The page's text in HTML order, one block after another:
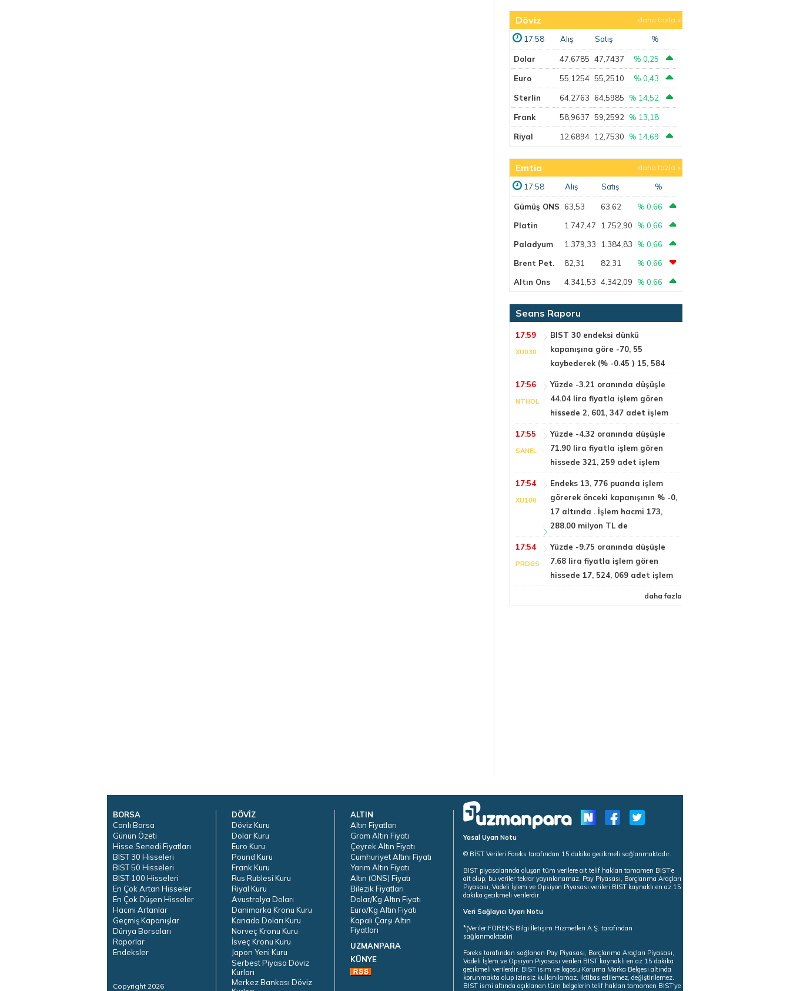
Döviz daha fazla
17:58 Alış Satış %
Dolar 47,6785 47,7437 % 0,25
Euro 55,1254 55,2510 % 0,43
Sterlin 64,2763 64,5985 % 14,52
Frank 58,9637 59,2592 % 13,18
Riyal 12,6894 12,7530 % 14,69
Emtia daha fazla
17:58 Alış Satış %
Gümüş ONS 63,53 63,62
% 0,66
Platin
1.747,47 1.752,90
% 0,66
Paladyum
1.379,33 1.384,83
% 0,66
Brent Pet.
82,31 82,31
% 0,66
Altın Ons
4.341,53 4.342,09 % 0,66
Seans Raporu
17:59
XU030
BIST 30 endeksi dünkü
kapanışına göre -70, 55
kaybederek (% -0.45 ) 15, 584
17:56
NTHOL
Yüzde -3.21 oranında düşüşle
44.04 lira fiyatla işlem gören
hissede 2, 601, 347 adet işlem
17:55
SANEL
Yüzde -4.32 oranında düşüşle
71.90 lira fiyatla işlem gören
hissede 321, 259 adet işlem
17:54
XU100
Endeks 13, 776 puanda işlem
görerek önceki kapanışının % -0,
17 altında . İşlem hacmi 173,
288.00 milyon TL de
17:54
PRDGS
Yüzde -9.75 oranında düşüşle
7.68 lira fiyatla işlem gören
hissede 17, 524, 069 adet işlem
daha fazla
BORSA
Canlı Borsa
Günün Özeti
Hisse Senedi Fiyatları
BIST 30 Hisseleri
BIST 50 Hisseleri
BIST 100 Hisseleri
En Çok Artan Hisseler
En Çok Düşen Hisseler
Hacmi Artanlar
Geçmiş Kapanışlar
Dünya Borsaları
Raporlar
Endeksler
Copyright 2026
DÖVİZ
Döviz Kuru
Dolar Kuru
Euro Kuru
Pound Kuru
Frank Kuru
Rus Rublesi Kuru
Riyal Kuru
Avustralya Doları
Danimarka Kronu Kuru
Kanada Doları Kuru
Norveç Kronu Kuru
İsveç Kronu Kuru
Japon Yeni Kuru
Serbest Piyasa Döviz
Kurları
Merkez Bankası Döviz
ALTIN
Altın Fiyatları
Gram Altın Fiyatı
Çeyrek Altın Fiyatı
Cumhuriyet Altını Fiyatı
Yarım Altın Fiyatı
Altın (ONS) Fiyatı
Bilezik Fiyatları
Dolar/Kg Altın Fiyatı
Euro/Kg Altın Fiyatı
Kapalı Çarşı Altın
Fiyatları
UZMANPARA
KÜNYE
Yasal Uyarı Notu
© BİST Verileri Foreks tarafından 15 dakika gecikmeli sağlanmaktadır.
BIST piyasalarında oluşan tüm verilere ait telif hakları tamamen BIST'e
ait olup, bu veriler tekrar yayınlanamaz. Pay Piyasası, Borçlanma Araçları
Piyasası, Vadeli İşlem ve Opsiyon Piyasası verileri BIST kaynaklı en az 15
dakika gecikmeli verilerdir.
Veri Sağlayıcı Uyarı Notu
*(Veriler FOREKS Bilgi İletişim Hizmetleri A.Ş. tarafından
sağlanmaktadır)
Foreks tarafından sağlanan Pay Piyasası, Borçlanma Araçları Piyasası,
Vadeli İşlem ve Opsiyon Piyasası verileri BIST kaynaklı en az 15 dakika
gecikmeli verilerdir. BIST isim ve logosu Koruma Marka Belgesi altında
korunmakta olup izinsiz kullanılamaz, iktibas edilemez, değiştirilemez.
BIST ismi altında açıklanan tüm belgelerin telif hakları tamamen BIST'ye